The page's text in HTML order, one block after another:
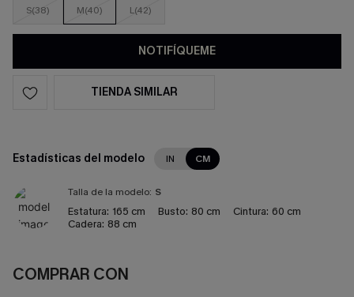
S(38) M(40) L(42)
NOTIFÍQUEME
TIENDA SIMILAR
Estadísticas del modelo IN CM
Talla de la modelo: S
Estatura: 165 cm Busto: 80 cm Cintura: 60 cm
Cadera: 88 cm
COMPRAR CON